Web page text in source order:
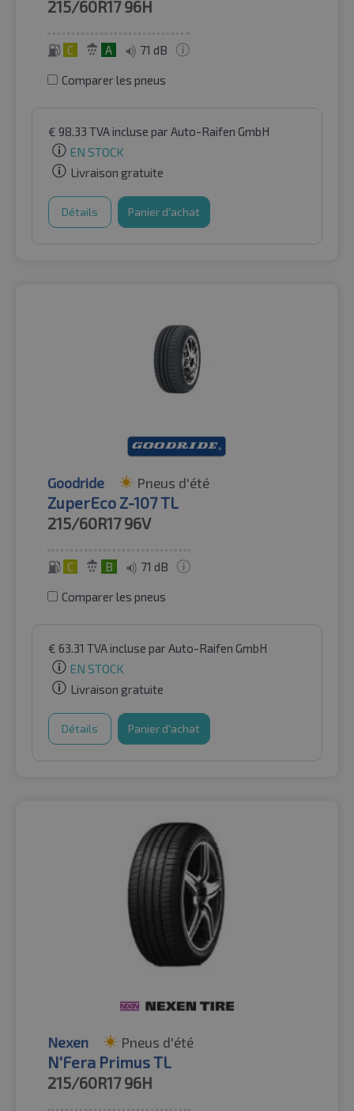
215/60R17 96H
C A 71 dB
Comparer les pneus
€ 98.33 TVA incluse par Auto-Raifen GmbH
EN STOCK
Livraison gratuite
Détails Panier d'achat
Goodride Pneus d'été
ZuperEco Z-107 TL
215/60R17 96V
C B 71 dB
Comparer les pneus
€ 63.31 TVA incluse par Auto-Raifen GmbH
EN STOCK
Livraison gratuite
Détails Panier d'achat
Nexen Pneus d'été
N'Fera Primus TL
215/60R17 96H